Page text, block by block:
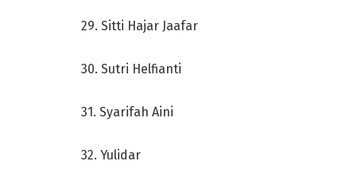
29. Sitti Hajar Jaafar
30. Sutri Helfianti
31. Syarifah Aini
32. Yulidar